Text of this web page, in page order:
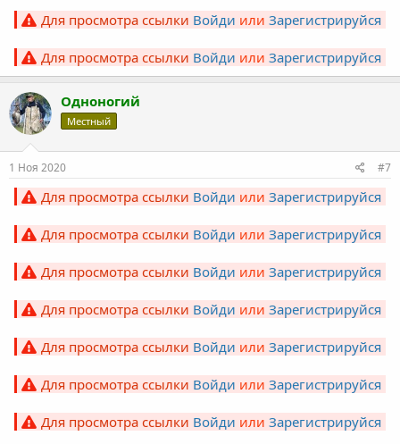
Для просмотра ссылки Войди или Зарегистрируйся
Для просмотра ссылки Войди или Зарегистрируйся
Одноногий
Местный
1 Ноя 2020 #7
Для просмотра ссылки Войди или Зарегистрируйся
Для просмотра ссылки Войди или Зарегистрируйся
Для просмотра ссылки Войди или Зарегистрируйся
Для просмотра ссылки Войди или Зарегистрируйся
Для просмотра ссылки Войди или Зарегистрируйся
Для просмотра ссылки Войди или Зарегистрируйся
Для просмотра ссылки Войди или Зарегистрируйся